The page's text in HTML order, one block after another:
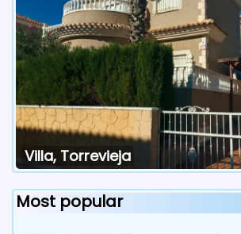
Villa, Torrevieja
Most popular